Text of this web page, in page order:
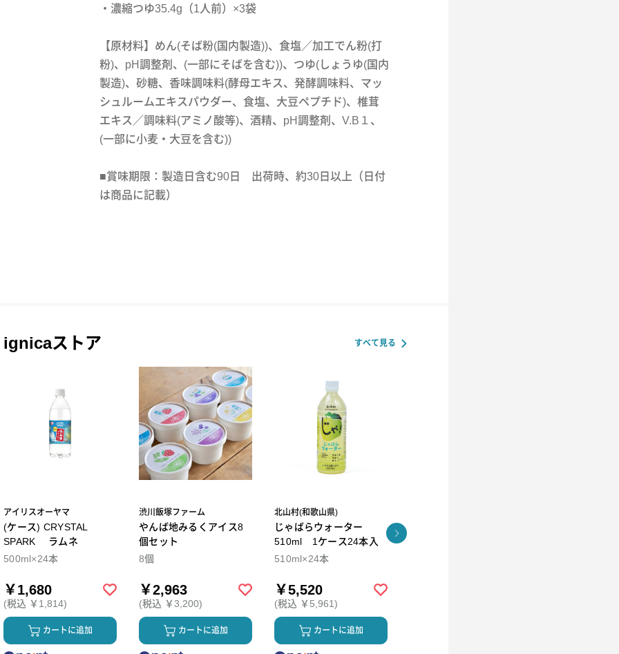
・濃縮つゆ35.4g（1人前）×3袋
【原材料】めん(そば粉(国内製造))、食塩／加工でん粉(打
粉)、pH調整剤、(一部にそばを含む))、つゆ(しょうゆ(国内
製造)、砂糖、香味調味料(酵母エキス、発酵調味料、マッ
シュルームエキスパウダー、食塩、大豆ペプチド)、椎茸
エキス／調味料(アミノ酸等)、酒精、pH調整剤、V.B１、
(一部に小麦・大豆を含む))
■賞味期限：製造日含む90日 出荷時、約30日以上（日付
は商品に記載）
ignicaストア すべて見る
アイリスオーヤマ
(ケース) CRYSTAL
SPARK ラムネ
500ml×24本
￥1,680
(税込 ￥1,814)
カートに追加
渋川飯塚ファーム
やんば地みるくアイス8
個セット
8個
￥2,963
(税込 ￥3,200)
カートに追加
北山村(和歌山県)
じゃばらウォーター
510ml 1ケース24本入
510ml×24本
￥5,520
(税込 ￥5,961)
カートに追加